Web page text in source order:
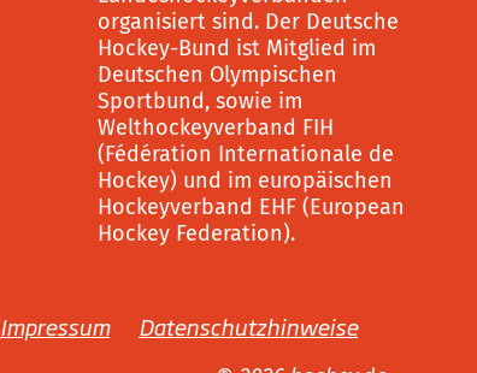
organisiert sind. Der Deutsche
Hockey-Bund ist Mitglied im
Deutschen Olympischen
Sportbund, sowie im
Welthockeyverband FIH
(Fédération Internationale de
Hockey) und im europäischen
Hockeyverband EHF (European
Hockey Federation).
Impressum Datenschutzhinweise